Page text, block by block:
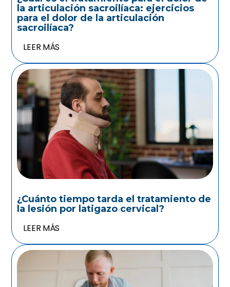
la articulación sacroilíaca: ejercicios
para el dolor de la articulación
sacroilíaca?
LEER MÁS
¿Cuánto tiempo tarda el tratamiento de
la lesión por latigazo cervical?
LEER MÁS